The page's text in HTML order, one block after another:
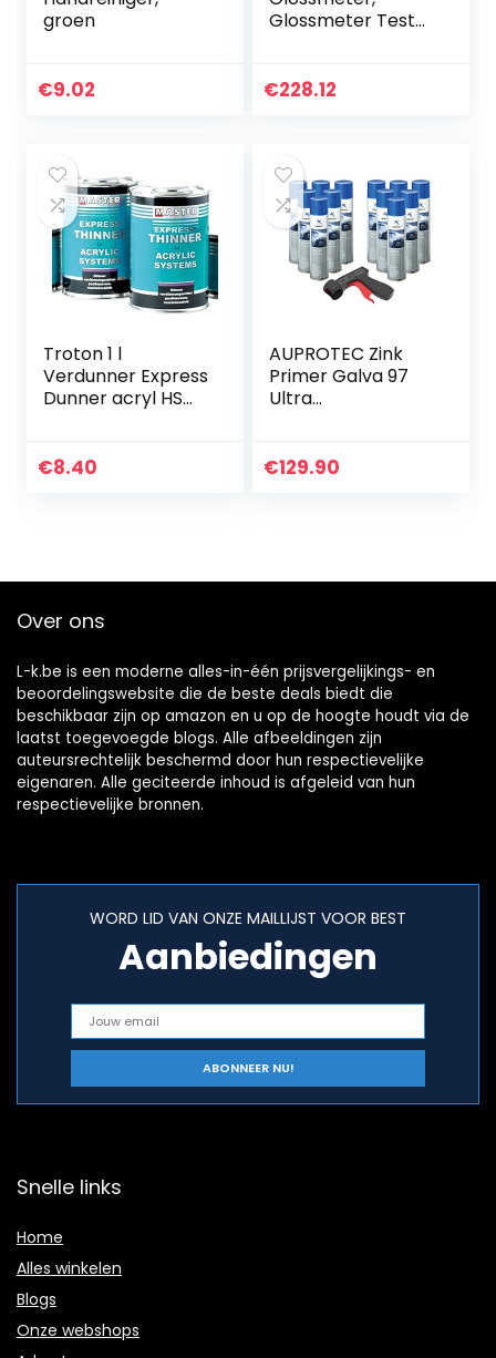
groen
€9.02
Glossmeter Tester
Surface Tester
€228.12
Troton 1 l
Verdunner Express
Dunner acryl HS
€8.40
AUPROTEC Zink
Primer Galva 97
Ultra
zinkspray kleur 12 x
€129.90
Over ons
L-k.be is een moderne alles-in-één prijsvergelijkings- en
beoordelingswebsite die de beste deals biedt die
beschikbaar zijn op amazon en u op de hoogte houdt via de
laatst toegevoegde blogs. Alle afbeeldingen zijn
auteursrechtelijk beschermd door hun respectievelijke
eigenaren. Alle geciteerde inhoud is afgeleid van hun
respectievelijke bronnen.
WORD LID VAN ONZE MAILLIJST VOOR BEST
Aanbiedingen
Snelle links
Home
Alles winkelen
Blogs
Onze webshops